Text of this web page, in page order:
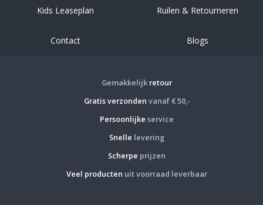
Kids Leaseplan Ruilen & Retourneren
Contact Blogs
Gemakkelijk retour
Gratis verzonden vanaf € 50,-
Persoonlijke service
Snelle levering
Scherpe prijzen
Veel producten uit voorraad leverbaar